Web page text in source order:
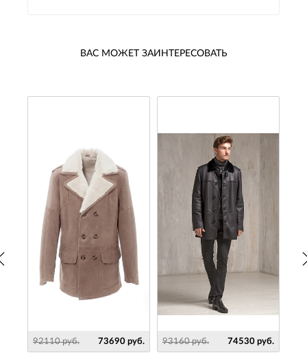
ВАС МОЖЕТ ЗАИНТЕРЕСОВАТЬ
92110 руб. 73690 руб. 93160 руб. 74530 руб.